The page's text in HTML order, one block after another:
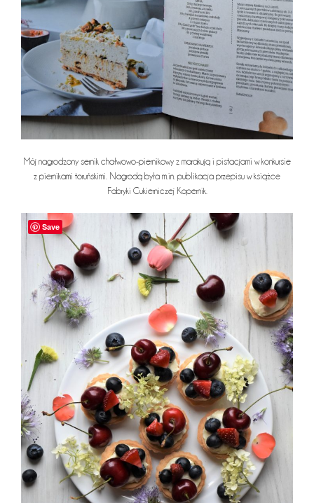
Mój nagrodzony sernik chałwowo-piernikowy z marakują i pistacjami w konkursie
z piernikami toruńskimi. Nagrodą była m.in. publikacja przepisu w książce
Fabryki Cukierniczej Kopernik.
Save